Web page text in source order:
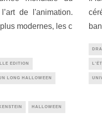
de l'animation.
modernes, les c
EDITION
LONG HALLOWEEN
HALLOWEEN